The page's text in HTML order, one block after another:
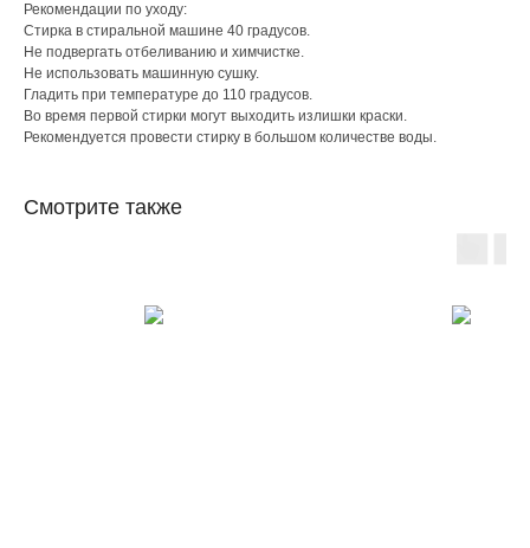
Рекомендации по уходу:
Стирка в стиральной машине 40 градусов.
Не подвергать отбеливанию и химчистке.
Не использовать машинную сушку.
Гладить при температуре до 110 градусов.
Во время первой стирки могут выходить излишки краски.
Рекомендуется провести стирку в большом количестве воды.
Смотрите также